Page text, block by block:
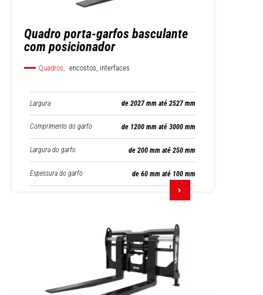
Quadro porta-garfos basculante
com posicionador
Quadros, encostos, interfaces
Largura de 2027 mm até 2527 mm
Comprimento do garfo de 1200 mm até 3000 mm
Largura do garfo de 200 mm até 250 mm
Espessura do garfo de 60 mm até 100 mm